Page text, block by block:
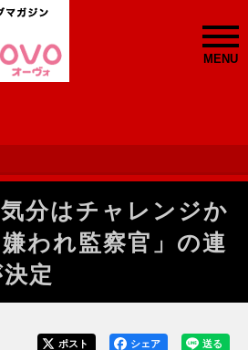
MENU
分はチャレンジか
われ監察官」の連
定
送る
シェア
ポスト